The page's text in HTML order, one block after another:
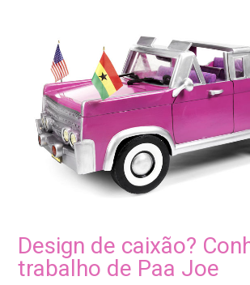
Design de caixão?
trabalho de Paa Joe